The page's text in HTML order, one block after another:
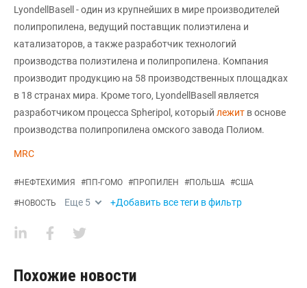
LyondellBasell - один из крупнейших в мире производителей
полипропилена, ведущий поставщик полиэтилена и
катализаторов, а также разработчик технологий
производства полиэтилена и полипропилена. Компания
производит продукцию на 58 производственных площадках
в 18 странах мира. Кроме того, LyondellBasell является
разработчиком процесса Spheripol, который лежит в основе
производства полипропилена омского завода Полиом.
MRC
#НЕФТЕХИМИЯ #ПП-ГОМО #ПРОПИЛЕН #ПОЛЬША #США
#НОВОСТЬ Еще 5 +Добавить все теги в фильтр
Похожие новости